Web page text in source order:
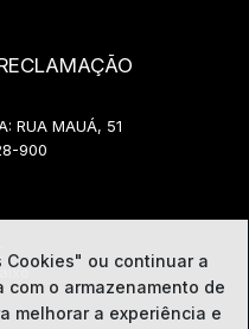
RUA MAUÁ, 51
900
Cookies" ou continuar a
com o armazenamento de
melhorar a experiência e